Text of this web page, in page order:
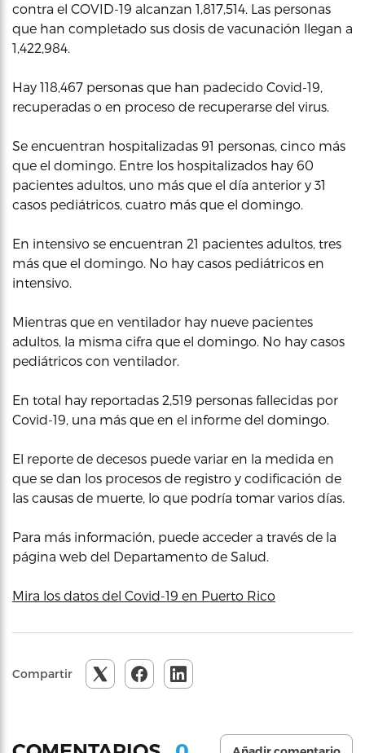
contra el COVID-19 alcanzan 1,817,514. Las personas
que han completado sus dosis de vacunación llegan a
1,422,984.
Hay 118,467 personas que han padecido Covid-19,
recuperadas o en proceso de recuperarse del virus.
Se encuentran hospitalizadas 91 personas, cinco más
que el domingo. Entre los hospitalizados hay 60
pacientes adultos, uno más que el día anterior y 31
casos pediátricos, cuatro más que el domingo.
En intensivo se encuentran 21 pacientes adultos, tres
más que el domingo. No hay casos pediátricos en
intensivo.
Mientras que en ventilador hay nueve pacientes
adultos, la misma cifra que el domingo. No hay casos
pediátricos con ventilador.
En total hay reportadas 2,519 personas fallecidas por
Covid-19, una más que en el informe del domingo.
El reporte de decesos puede variar en la medida en
que se dan los procesos de registro y codificación de
las causas de muerte, lo que podría tomar varios días.
Para más información, puede acceder a través de la
página web del Departamento de Salud.
Mira los datos del Covid-19 en Puerto Rico
Compartir